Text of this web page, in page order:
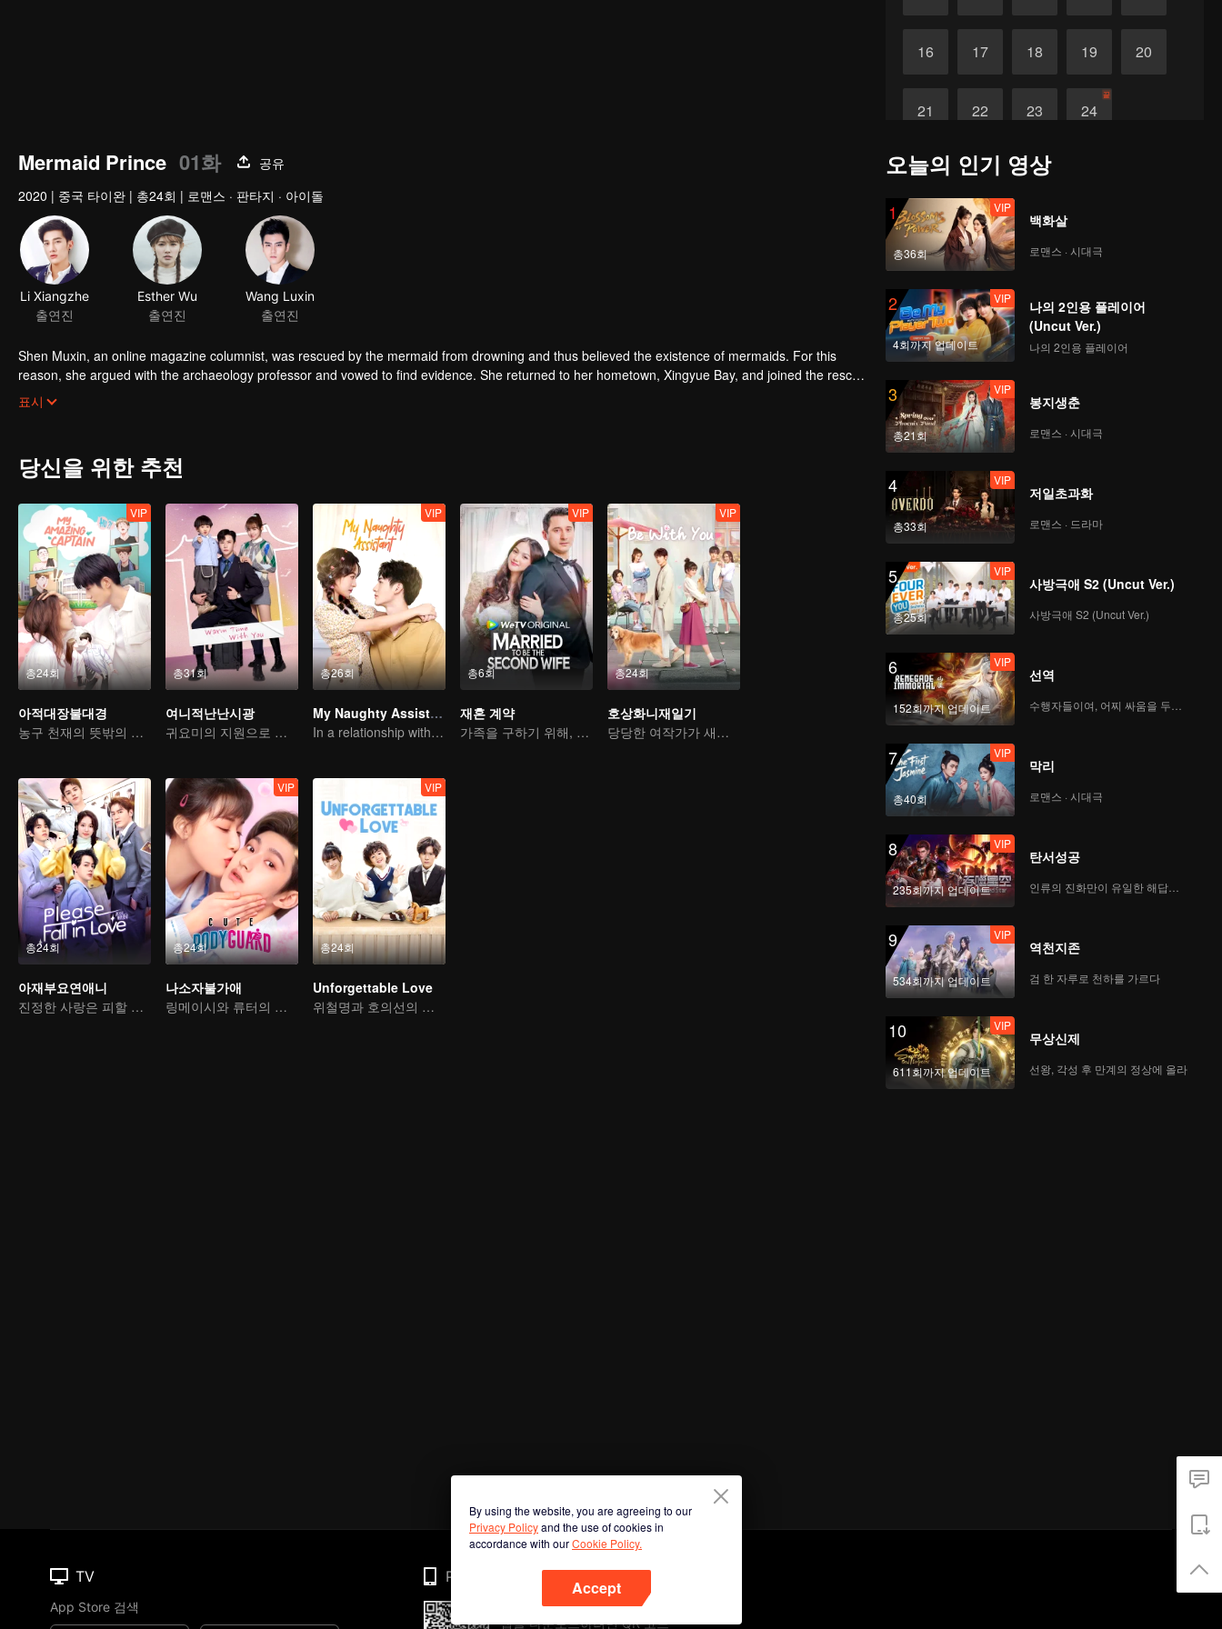
16 17 18 19 20
21 22 23 24
끝
Mermaid Prince 01화
공유
2020 | 중국 타이완 | 총24회 | 로맨스 · 판타지 · 아이돌
Shen Muxin, an online magazine columnist, was rescued by the mermaid from drowning and thus believed the existence of mermaids. For this
reason, she argued with the archaeology professor and vowed to find evidence. She returned to her hometown, Xingyue Bay, and joined the rescue
team of the resort. In the team, she met An Xida who had left the sports arena and came here as a life-saving member. She accidentally noticed a
mermaid totemin An Xida’s body. In order to prove that An Xida is a mermaid, Shen Muxin resorted to various methods, but a lot of jokes
표시
당신을 위한 추천
총24회
VIP
아적대장불대경
농구 천재의 뜻밖의 성전환과 진정한 사랑 찾기
총31회
여니적난난시광
귀요미의 지원으로 가짜 부부에서 진짜 로맨스로
총26회
VIP
My Naughty Assistant
In a relationship with an idol
총6회
VIP
재혼 계약
가족을 구하기 위해, 억지로 재혼 계약하게 된다...
총24회
VIP
호상화니재일기
당당한 여작가가 새침한 도련님을 꼬시다
총24회
아재부요연애니
진정한 사랑은 피할 수 없다
총24회
VIP
나소자불가애
링메이시와 류터의 달콤한 사랑 이야기
총24회
VIP
Unforgettable Love
위철명과 호의선의 뜨거운 사랑 계약
오늘의 인기 영상
1
총36회
VIP
백화살
로맨스 · 시대극
2
4회까지 업데이트
VIP
나의 2인용 플레이어
(Uncut Ver.)
나의 2인용 플레이어
3
총21회
VIP
봉지생춘
로맨스 · 시대극
4
총33회
VIP
저일초과화
로맨스 · 드라마
5
총25회
VIP
사방극애 S2 (Uncut Ver.)
사방극애 S2 (Uncut Ver.)
6
152회까지 업데이트
VIP
선역
7
총40회
VIP
막리
로맨스 · 시대극
8
235회까지 업데이트
VIP
탄서성공
인류의 진화만이 유일한 해답이다
9
534회까지 업데이트
VIP
역천지존
검 한 자루로 천하를 가르다
10
611회까지 업데이트
VIP
무상신제
선왕, 각성 후 만계의 정상에 올라
By using the website, you are agreeing to our
Privacy Policyand the use of cookies in
accordance with ourCookie Policy.
Accept
TV
App Store 검색
Phone
앱을 다운로드하려면 QR 코드